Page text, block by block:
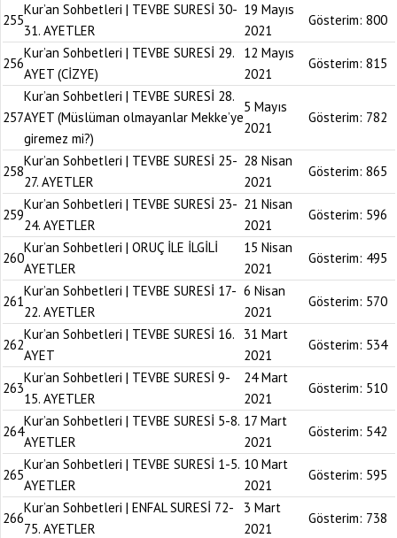
255
Kur’an Sohbetleri | TEVBE SURESİ 30-
31. AYETLER
19 Mayıs
2021
Gösterim: 800
256
Kur’an Sohbetleri | TEVBE SURESİ 29.
AYET (CİZYE)
12 Mayıs
2021
Gösterim: 815
257
Kur’an Sohbetleri | TEVBE SURESİ 28.
AYET (Müslüman olmayanlar Mekke’ye
giremez mi?)
5 Mayıs
2021
Gösterim: 782
258
Kur’an Sohbetleri | TEVBE SURESİ 25-
27. AYETLER
28 Nisan
2021
Gösterim: 865
259
Kur’an Sohbetleri | TEVBE SURESİ 23-
24. AYETLER
21 Nisan
2021
Gösterim: 596
260
Kur’an Sohbetleri | ORUÇ İLE İLGİLİ
AYETLER
15 Nisan
2021
Gösterim: 495
261
Kur’an Sohbetleri | TEVBE SURESİ 17-
22. AYETLER
6 Nisan
2021
Gösterim: 570
262
Kur’an Sohbetleri | TEVBE SURESİ 16.
AYET
31 Mart
2021
Gösterim: 534
263
Kur’an Sohbetleri | TEVBE SURESİ 9-
15. AYETLER
24 Mart
2021
Gösterim: 510
264
Kur’an Sohbetleri | TEVBE SURESİ 5-8.
AYETLER
17 Mart
2021
Gösterim: 542
265
Kur’an Sohbetleri | TEVBE SURESİ 1-5.
AYETLER
10 Mart
2021
Gösterim: 595
266
Kur’an Sohbetleri | ENFAL SURESİ 72-
75. AYETLER
3 Mart
2021
Gösterim: 738